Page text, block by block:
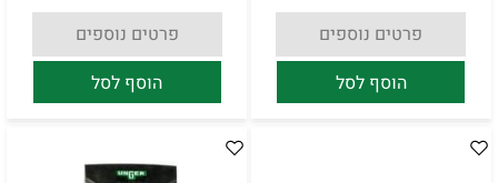
פרטים נוספים
הוסף לסל
פרטים נוספים
הוסף לסל